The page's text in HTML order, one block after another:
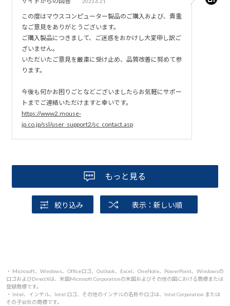
この度はマウスコンピューター製品のご購入および、貴重
なご意見をありがとうございます。
ご購入製品につきまして、ご迷惑をおかけし大変申し訳ご
ざいません。
いただいたご意見を厳粛に受け止め、品質改善に努めて参
ります。
今後も何かお困りごとなどございましたらお気軽にサポー
トまでご連絡いただけますと幸いです。
https://www2.mouse-
jp.co.jp/ssl/user_support2/sc_contact.asp
もっと見る
絞り込み 表示：新しい順
・ Microsoft、Windows、Officeロゴ、Outlook、Excel、OneNote、PowerPoint、Windowsの
ロゴおよびDirectXは、米国Microsoft Corporationの米国およびその他の国における商標または
登録商標です。
・ Intel、インテル、Intel ロゴ、その他のインテルの名称やロゴは、Intel Corporation または
その子会社の商標です。